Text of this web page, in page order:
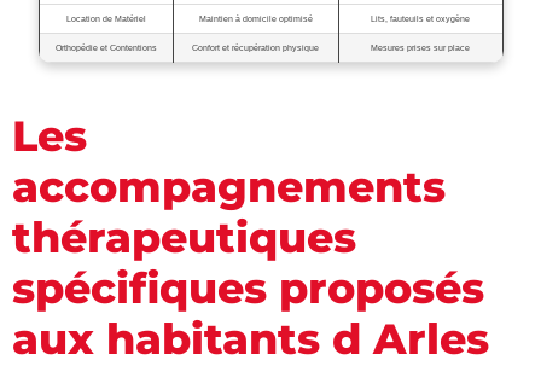
Location de Matériel Maintien à domicile optimisé Lits, fauteuils et oxygène
Orthopédie et Contentions Confort et récupération physique Mesures prises sur place
Les
accompagnements
thérapeutiques
spécifiques proposés
aux habitants d Arles